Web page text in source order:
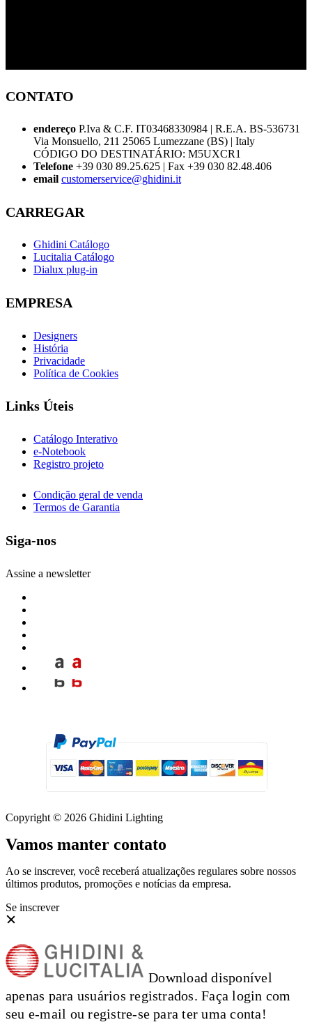
CONTATO
endereço P.Iva & C.F. IT03468330984 | R.E.A. BS-536731
Via Monsuello, 211 25065 Lumezzane (BS) | Italy
CÓDIGO DO DESTINATÁRIO: M5UXCR1
Telefone +39 030 89.25.625 | Fax +39 030 82.48.406
email customerservice@ghidini.it
CARREGAR
Ghidini Catálogo
Lucitalia Catálogo
Dialux plug-in
EMPRESA
Designers
História
Privacidade
Política de Cookies
Links Úteis
Catálogo Interativo
e-Notebook
Registro projeto
Condição geral de venda
Termos de Garantia
Siga-nos
Assine a newsletter
Copyright © 2026 Ghidini Lighting
Vamos manter contato
Ao se inscrever, você receberá atualizações regulares sobre nossos
últimos produtos, promoções e notícias da empresa.
Se inscrever
Download disponível
apenas para usuários registrados. Faça login com
seu e-mail ou registre-se para ter uma conta!